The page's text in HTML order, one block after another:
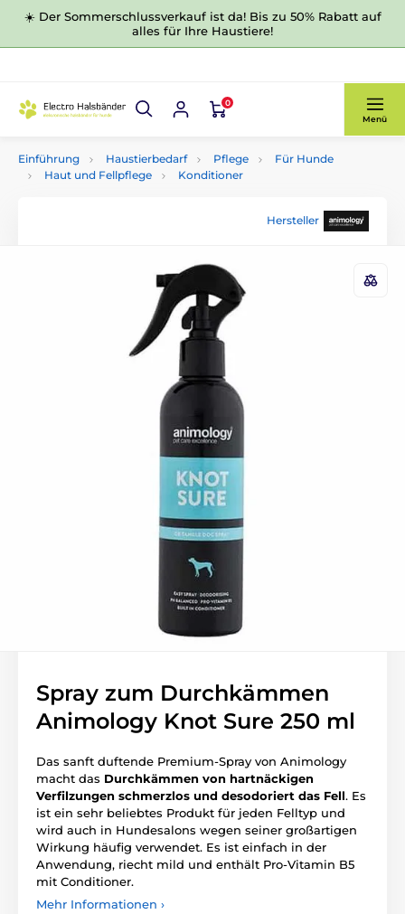
☀️ Der Sommerschlussverkauf ist da! Bis zu 50% Rabatt auf
alles für Ihre Haustiere!
0
Menü
Einführung Haustierbedarf Pflege
Für Hunde
Haut und Fellpflege
Konditioner
Hersteller
Spray zum Durchkämmen
Animology Knot Sure 250 ml
Das sanft duftende Premium-Spray von Animology
macht das Durchkämmen von hartnäckigen
Verfilzungen schmerzlos und desodoriert das Fell. Es
ist ein sehr beliebtes Produkt für jeden Felltyp und
wird auch in Hundesalons wegen seiner großartigen
Wirkung häufig verwendet. Es ist einfach in der
Anwendung, riecht mild und enthält Pro-Vitamin B5
mit Conditioner.
Mehr Informationen ›